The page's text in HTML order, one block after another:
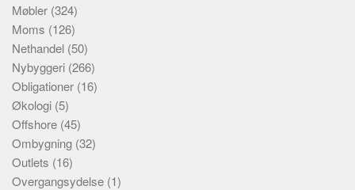
Møbler (324)
Moms (126)
Nethandel (50)
Nybyggeri (266)
Obligationer (16)
Økologi (5)
Offshore (45)
Ombygning (32)
Outlets (16)
Overgangsydelse (1)